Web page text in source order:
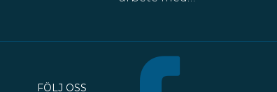
att temporärt
försvinna från
FÖLJ OSS